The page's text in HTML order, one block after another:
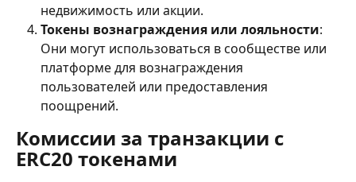
недвижимость или акции.
Токены вознаграждения или лояльности:
Они могут использоваться в сообществе или
платформе для вознаграждения
пользователей или предоставления
поощрений.
Комиссии за транзакции с
ERC20 токенами